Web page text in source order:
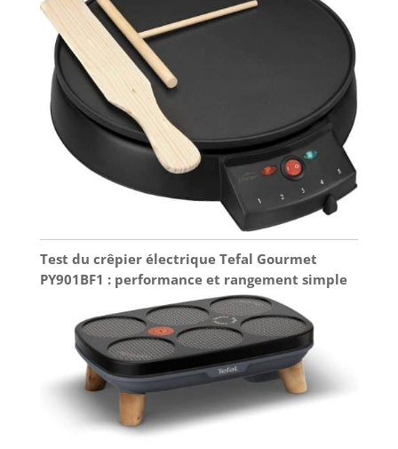
Test du crêpier électrique Tefal Gourmet
PY901BF1 : performance et rangement simple